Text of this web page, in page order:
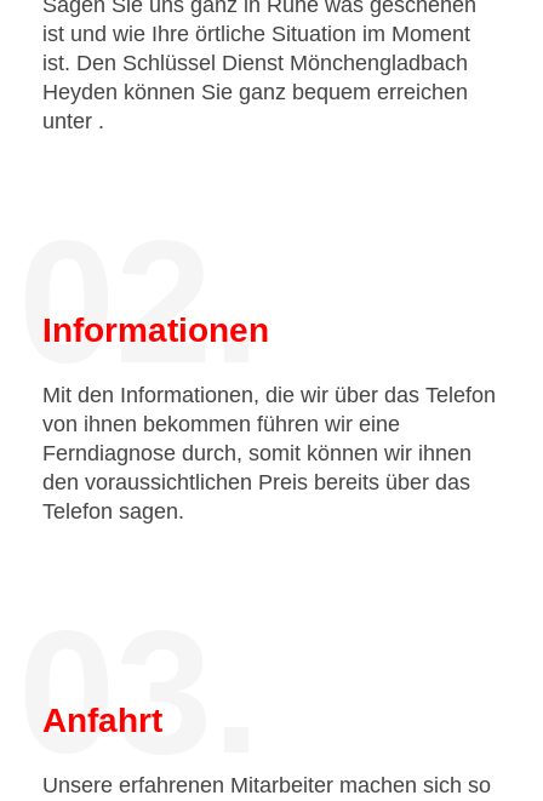
Sagen Sie uns ganz in Ruhe was geschehen
ist und wie Ihre örtliche Situation im Moment
ist. Den Schlüssel Dienst Mönchengladbach
Heyden können Sie ganz bequem erreichen
unter .
02.
Informationen
Mit den Informationen, die wir über das Telefon
von ihnen bekommen führen wir eine
Ferndiagnose durch, somit können wir ihnen
den voraussichtlichen Preis bereits über das
Telefon sagen.
03.
Anfahrt
Unsere erfahrenen Mitarbeiter machen sich so